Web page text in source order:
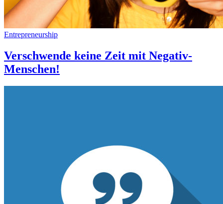
Entrepreneurship
Verschwende keine Zeit mit Negativ-
Menschen!